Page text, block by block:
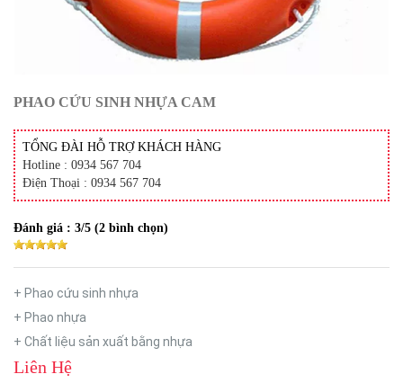
PHAO CỨU SINH NHỰA CAM
TỔNG ĐÀI HỖ TRỢ KHÁCH HÀNG
Hotline : 0934 567 704
Điện Thoại : 0934 567 704
Đánh giá : 3/5 (2 bình chọn)
+ Phao cứu sinh nhựa
+ Phao nhựa
+ Chất liệu sản xuất bằng nhựa
Liên Hệ